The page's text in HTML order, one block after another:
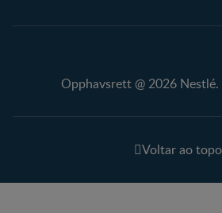
Opphavsrett @ 2026
Voltar ao topo